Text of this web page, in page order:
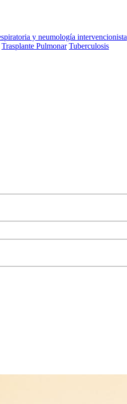
y neumología intervencionista
Trasplante Pulmonar Tuberculosis